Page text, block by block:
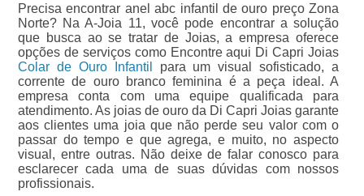
Precisa encontrar anel abc infantil de ouro preço Zona
Norte? Na A-Joia 11, você pode encontrar a solução
que busca ao se tratar de Joias, a empresa oferece
opções de serviços como Encontre aqui Di Capri Joias
Colar de Ouro Infantil
para um visual sofisticado, a
corrente de ouro branco feminina é a peça ideal. A
empresa conta com uma equipe qualificada para
atendimento. As joias de ouro da Di Capri Joias garante
aos clientes uma joia que não perde seu valor com o
passar do tempo e que agrega, e muito, no aspecto
visual, entre outras. Não deixe de falar conosco para
esclarecer cada uma de suas dúvidas com nossos
profissionais.